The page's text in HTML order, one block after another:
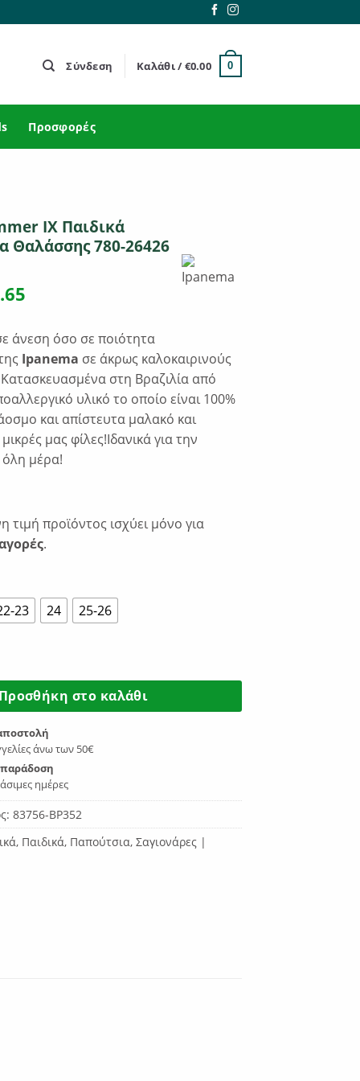
Σύνδεση Καλάθι /€0.00 0
Προσφορές
IX Παιδικά
Θαλάσσης 780-26426
Η
τιμή
είναι:
€24.65.
άνεση όσο σε ποιότητα
Ipanema σε άκρως καλοκαιρινούς
στη Βραζιλία από
υλικό το οποίο είναι 100%
και απίστευτα μαλακό και
μας φίλες!Ιδανικά για την
όλη μέρα!
προϊόντος ισχύει μόνο για
.
23 24 25-26
στο καλάθι
άνω των 50€
ημέρες
83756-BP352
, Παιδικά, Παπούτσια, Σαγιονάρες |